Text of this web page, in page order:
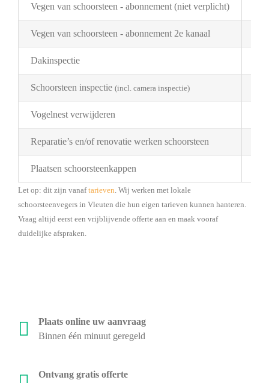
Vegen van schoorsteen - abonnement (niet verplicht)
Vegen van schoorsteen - abonnement 2e kanaal
Dakinspectie
Schoorsteen inspectie (incl. camera inspectie)
Vogelnest verwijderen
Reparatie’s en/of renovatie werken schoorsteen
Plaatsen schoorsteenkappen
Let op: dit zijn vanaftarieven . Wij werken met lokale
schoorsteenvegers in Vleuten die hun eigen tarieven kunnen hanteren.
Vraag altijd eerst een vrijblijvende offerte aan en maak vooraf
duidelijke afspraken.
Plaats online uw aanvraag
Binnen één minuut geregeld
Ontvang gratis offerte